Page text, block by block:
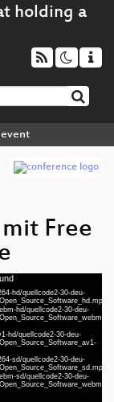
event
Free
hd/quellcode2-30-deu-
hd/quellcode2-30-deu-
hd/quellcode2-30-deu-
sd/quellcode2-30-deu-
sd/quellcode2-30-deu-